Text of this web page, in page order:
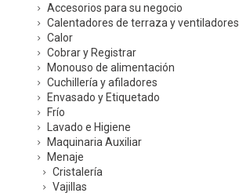
Accesorios para su negocio
Calentadores de terraza y ventiladores
Calor
Cobrar y Registrar
Monouso de alimentación
Cuchillería y afiladores
Envasado y Etiquetado
Frío
Lavado e Higiene
Maquinaria Auxiliar
Menaje
Cristalería
Vajillas